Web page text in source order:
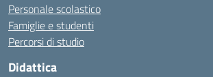
Personale scolastico
Famiglie e studenti
Percorsi di studio
Didattica